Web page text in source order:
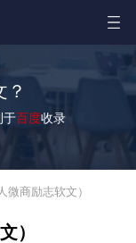
？
于百度收录
微商励志软文）
）